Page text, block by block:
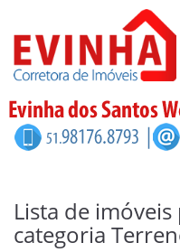
Lista de
categoria